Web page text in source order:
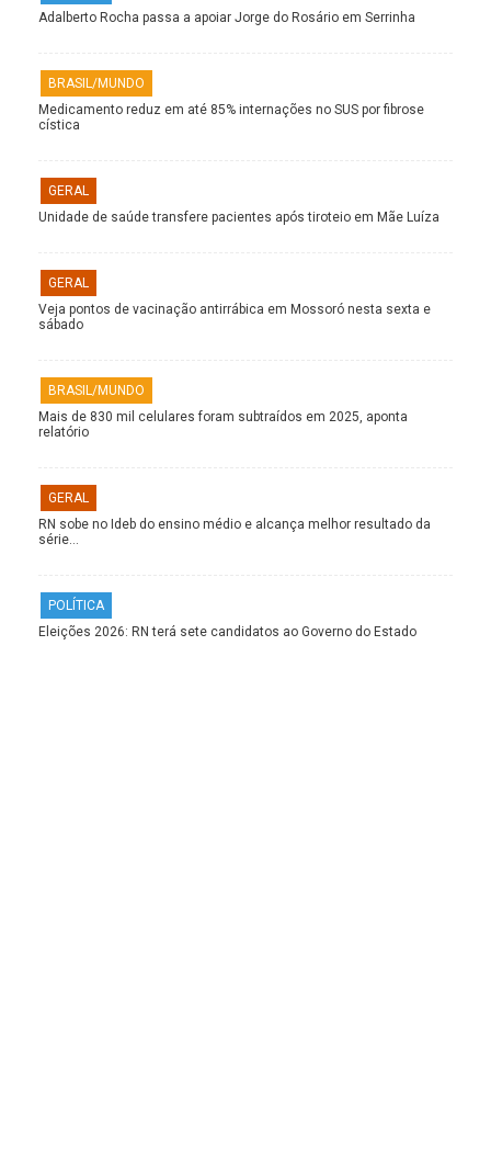
Adalberto Rocha passa a apoiar Jorge do Rosário em Serrinha
BRASIL/MUNDO
Medicamento reduz em até 85% internações no SUS por fibrose
cística
GERAL
Unidade de saúde transfere pacientes após tiroteio em Mãe Luíza
GERAL
Veja pontos de vacinação antirrábica em Mossoró nesta sexta e
sábado
BRASIL/MUNDO
Mais de 830 mil celulares foram subtraídos em 2025, aponta
relatório
GERAL
RN sobe no Ideb do ensino médio e alcança melhor resultado da
série…
POLÍTICA
Eleições 2026: RN terá sete candidatos ao Governo do Estado